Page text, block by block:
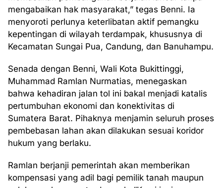
mengabaikan hak masyarakat,” tegas Benni. Ia
menyoroti perlunya keterlibatan aktif pemangku
kepentingan di wilayah terdampak, khususnya di
Kecamatan Sungai Pua, Candung, dan Banuhampu.
Senada dengan Benni, Wali Kota Bukittinggi,
Muhammad Ramlan Nurmatias, menegaskan
bahwa kehadiran jalan tol ini bakal menjadi katalis
pertumbuhan ekonomi dan konektivitas di
Sumatera Barat. Pihaknya menjamin seluruh proses
pembebasan lahan akan dilakukan sesuai koridor
hukum yang berlaku.
Ramlan berjanji pemerintah akan memberikan
kompensasi yang adil bagi pemilik tanah maupun